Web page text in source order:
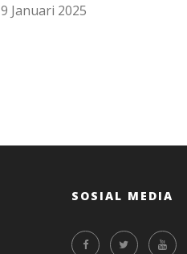
9 Januari 2025
SOSIAL MEDIA